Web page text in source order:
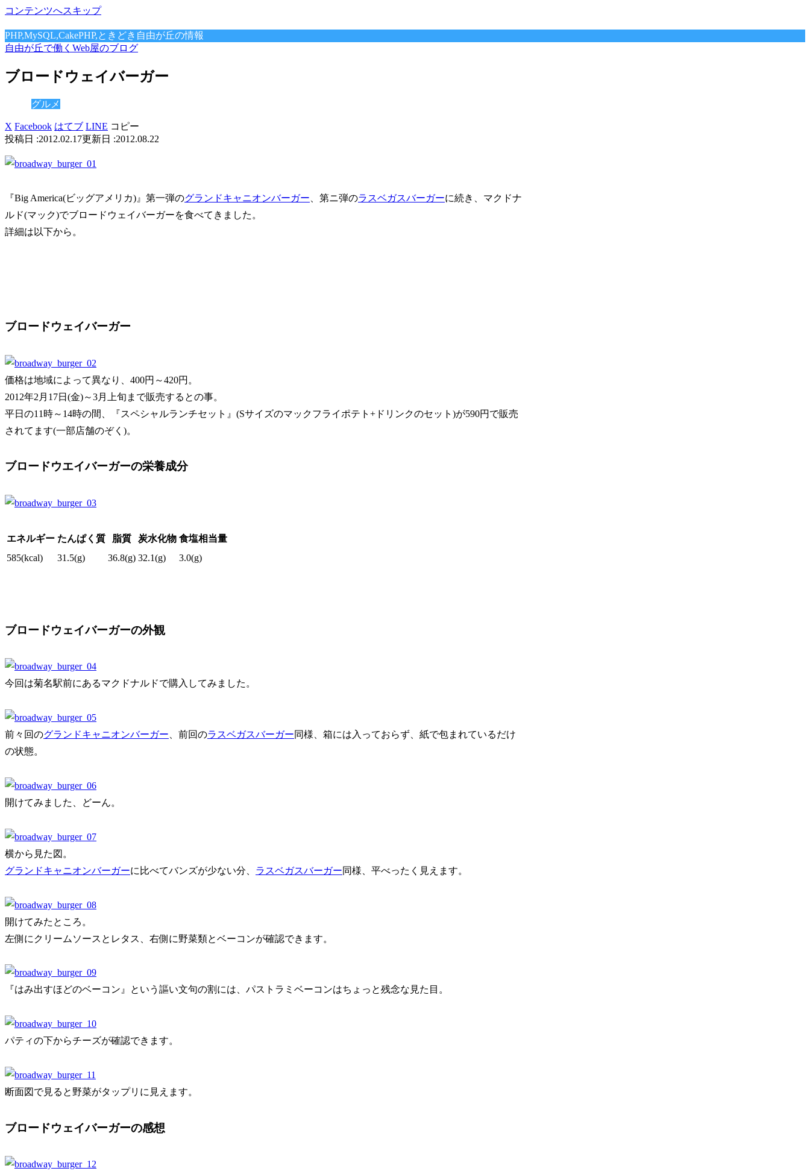
コンテンツへスキップ
PHP,MySQL,CakePHP,ときどき自由が丘の情報
自由が丘で働くWeb屋のブログ
ブロードウェイバーガー
グルメ
X Facebook はてブ LINE コピー
2012.02.17
2012.08.22
『Big America(ビッグアメリカ)』第一弾のグランドキャニオンバーガー 、第ニ弾のラスベガスバーガーに続き、マクドナ
ルド(マック)でブロードウェイバーガーを食べてきました。
詳細は以下から。
ブロードウェイバーガー
価格は地域によって異なり、400円～420円。
2012年2月17日(金)～3月上旬まで販売するとの事。
平日の11時～14時の間、『スペシャルランチセット』(Sサイズのマックフライポテト+ドリンクのセット)が590円で販売
されてます(一部店舗のぞく)。
ブロードウエイバーガーの栄養成分
エネルギー たんぱく質 脂質 炭水化物 食塩相当量
585(kcal)
31.5(g) 36.8(g) 32.1(g) 3.0(g)
ブロードウェイバーガーの外観
今回は菊名駅前にあるマクドナルドで購入してみました。
前々回のグランドキャニオンバーガー 、前回のラスベガスバーガー同様、箱には入っておらず、紙で包まれているだけ
の状態。
開けてみました、どーん。
横から見た図。
グランドキャニオンバーガーに比べてバンズが少ない分、 ラスベガスバーガー同様、平べったく見えます。
開けてみたところ。
左側にクリームソースとレタス、右側に野菜類とベーコンが確認できます。
『はみ出すほどのベーコン』という謳い文句の割には、パストラミベーコンはちょっと残念な見た目。
パティの下からチーズが確認できます。
断面図で見ると野菜がタップリに見えます。
ブロードウェイバーガーの感想